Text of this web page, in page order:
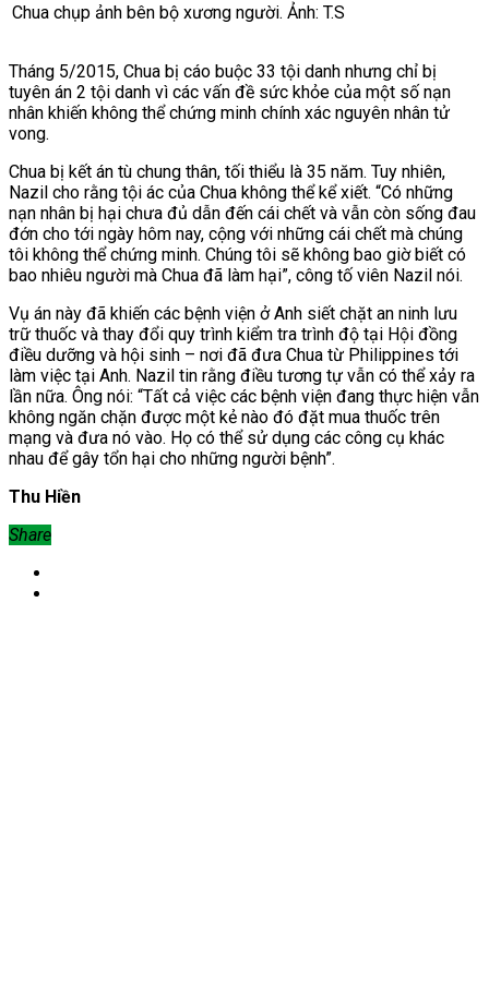
Chua chụp ảnh bên bộ xương người. Ảnh: T.S
Tháng 5/2015, Chua bị cáo buộc 33 tội danh nhưng chỉ bị
tuyên án 2 tội danh vì các vấn đề sức khỏe của một số nạn
nhân khiến không thể chứng minh chính xác nguyên nhân tử
vong.
Chua bị kết án tù chung thân, tối thiểu là 35 năm. Tuy nhiên,
Nazil cho rằng tội ác của Chua không thể kể xiết. “Có những
nạn nhân bị hại chưa đủ dẫn đến cái chết và vẫn còn sống đau
đớn cho tới ngày hôm nay, cộng với những cái chết mà chúng
tôi không thể chứng minh. Chúng tôi sẽ không bao giờ biết có
bao nhiêu người mà Chua đã làm hại”, công tố viên Nazil nói.
Vụ án này đã khiến các bệnh viện ở Anh siết chặt an ninh lưu
trữ thuốc và thay đổi quy trình kiểm tra trình độ tại Hội đồng
điều dưỡng và hội sinh – nơi đã đưa Chua từ Philippines tới
làm việc tại Anh. Nazil tin rằng điều tương tự vẫn có thể xảy ra
lần nữa. Ông nói: “Tất cả việc các bệnh viện đang thực hiện vẫn
không ngăn chặn được một kẻ nào đó đặt mua thuốc trên
mạng và đưa nó vào. Họ có thể sử dụng các công cụ khác
nhau để gây tổn hại cho những người bệnh”.
Thu Hiền
Share